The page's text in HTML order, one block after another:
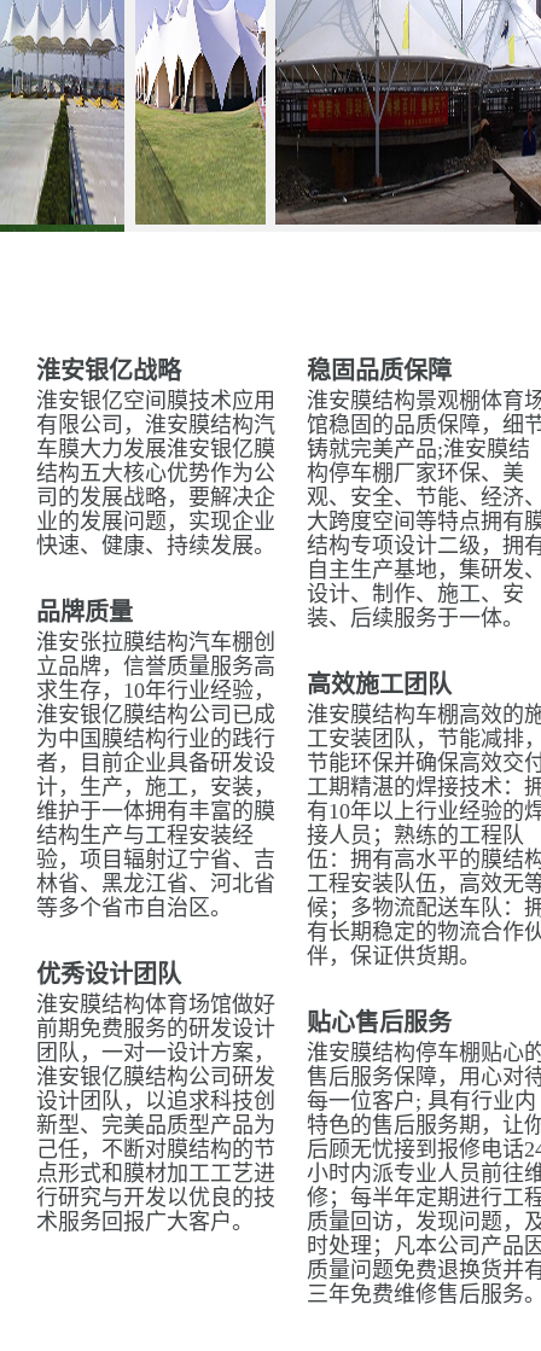
淮安银亿战略
淮安银亿空间膜技术应用
有限公司，淮安膜结构汽
车膜大力发展淮安银亿膜
结构五大核心优势作为公
司的发展战略，要解决企
业的发展问题，实现企业
快速、健康、持续发展。
品牌质量
淮安张拉膜结构汽车棚创
立品牌，信誉质量服务高
求生存，10年行业经验，
淮安银亿膜结构公司已成
为中国膜结构行业的践行
者，目前企业具备研发设
计，生产，施工，安装，
维护于一体拥有丰富的膜
结构生产与工程安装经
验，项目辐射辽宁省、吉
林省、黑龙江省、河北省
等多个省市自治区。
优秀设计团队
淮安膜结构体育场馆做好
前期免费服务的研发设计
团队，一对一设计方案，
淮安银亿膜结构公司研发
设计团队，以追求科技创
新型、完美品质型产品为
己任，不断对膜结构的节
点形式和膜材加工工艺进
行研究与开发以优良的技
术服务回报广大客户。
稳固品质保障
淮安膜结构景观棚体育
馆稳固的品质保障，细
铸就完美产品;淮安膜结
构停车棚厂家环保、美
观、安全、节能、经济
大跨度空间等特点拥有
结构专项设计二级，拥
自主生产基地，集研发
设计、制作、施工、安
装、后续服务于一体。
高效施工团队
淮安膜结构车棚高效的
工安装团队，节能减排
节能环保并确保高效交
工期精湛的焊接技术：
有10年以上行业经验的
接人员；熟练的工程队
伍：拥有高水平的膜结
工程安装队伍，高效无
候；多物流配送车队：
有长期稳定的物流合作
伴，保证供货期。
贴心售后服务
淮安膜结构停车棚贴心
售后服务保障，用心对
每一位客户; 具有行业内
特色的售后服务期，让
后顾无忧接到报修电话
小时内派专业人员前往
修；每半年定期进行工
质量回访，发现问题，
时处理；凡本公司产品
质量问题免费退换货并
三年免费维修售后服务